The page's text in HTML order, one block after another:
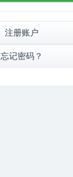
注册账户
忘记密码？